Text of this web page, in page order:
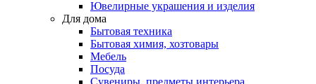
Ювелирные украшения и изделия
Для дома
Бытовая техника
Бытовая химия, хозтовары
Мебель
Посуда
Сувениры, предметы интерьера